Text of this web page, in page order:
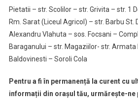
Pietatii – str. Scolilor – str. Grivita – str. 1
Rm. Sarat (Liceul Agricol) – str. Barbu St.
Alexandru Vlahuta – sos. Focsani –
Baraganului – str. Magaziilor- str. Armata
Baldovinesti – Soroli Cola
Pentru a fi în permanență la curent cu
informații din orașul tău, urmărește-ne